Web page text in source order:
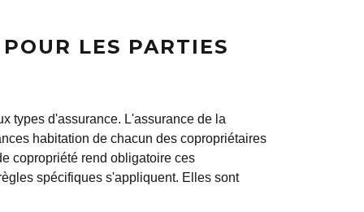
LES PARTIES
types d'assurance. L'assurance de la
habitation de chacun des copropriétaires
copropriété rend obligatoire ces
spécifiques s'appliquent. Elles sont